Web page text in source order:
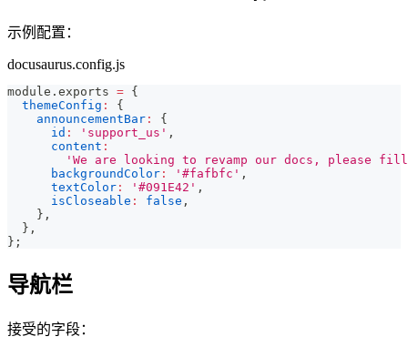
示例配置：
docusaurus.config.js
module . exports = {
themeConfig :
{
announcementBar :
{
id : 'support_us' ,
content :
'We are looking to revamp our docs, please
backgroundColor : '#fafbfc' ,
textColor : '#091E42' ,
isCloseable : false ,
} ,
} ,
} ;
导航栏
接受的字段：